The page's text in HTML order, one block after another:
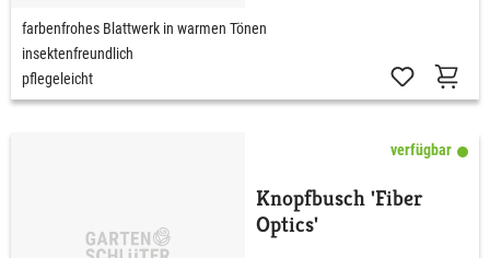
farbenfrohes Blattwerk in warmen Tönen
insektenfreundlich
pflegeleicht
verfügbar
Knopfbusch 'Fiber
Optics'